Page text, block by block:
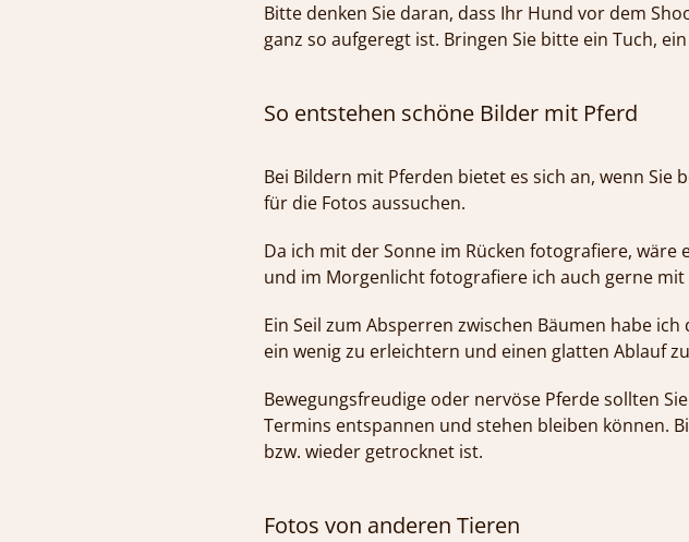
Bitte denken Sie daran, dass Ihr Hund vor dem
ganz so aufgeregt ist. Bringen Sie bitte ein Tuch,
So entstehen schöne Bilder mit Pferd
Bei Bildern mit Pferden bietet es sich an, wenn
für die Fotos aussuchen.
Da ich mit der Sonne im Rücken fotografiere,
und im Morgenlicht fotografiere ich auch gerne mit
Ein Seil zum Absperren zwischen Bäumen habe
ein wenig zu erleichtern und einen glatten Ablauf
Bewegungsfreudige oder nervöse Pferde sollten
Termins entspannen und stehen bleiben können.
bzw. wieder getrocknet ist.
Fotos von anderen Tieren